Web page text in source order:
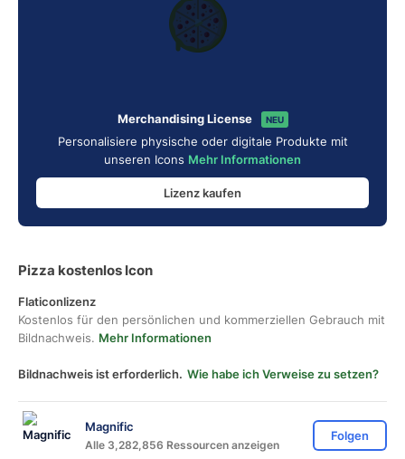
Merchandising License NEU
Personalisiere physische oder digitale Produkte mit
unseren Icons Mehr Informationen
Lizenz kaufen
Pizza kostenlos Icon
Flaticonlizenz
Kostenlos für den persönlichen und kommerziellen Gebrauch mit
Bildnachweis. Mehr Informationen
Bildnachweis ist erforderlich. Wie habe ich Verweise zu setzen?
Magnific
Alle 3,282,856 Ressourcen anzeigen
Folgen